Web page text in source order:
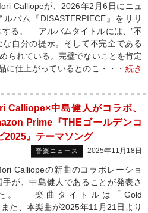
Calliopeが、2026年2月6日にニュ
ルバム『DISASTERPIECE』をリリ
する。 アルバムタイトルには、”不
な自分の提示。そして不完全である
られている。完璧でないことを肯定
に仕上がっているとのこ・・・ 続き
Calliope×中島健人がコラボ、
Prime『THEゴールデンコ
2025』テーマソング
音楽ニュース 2025年11月18日
Calliopeの新曲のコラボレーショ
手が、中島健人であることが発表さ
。 楽曲タイトルは「Gold
た、本楽曲が2025年11月21日より